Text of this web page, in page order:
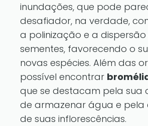
inundações, que pode
desafiador, na verdade,
a polinização e a
sementes, favorecendo o
novas espécies. Além das
possível encontrar
que se destacam pela sua
de armazenar água e pela
de suas inflorescências.